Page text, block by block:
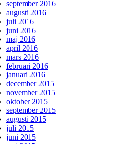
september 2016
augusti 2016
juli 2016
juni 2016
maj 2016
april 2016
mars 2016
februari 2016
januari 2016
december 2015
november 2015
oktober 2015
september 2015
augusti 2015
juli 2015
juni 2015